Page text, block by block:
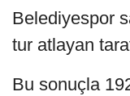
Belediyespor
tur atlayan
Bu sonuçla